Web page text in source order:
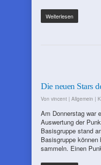
Weiterlesen
Die neuen Stars
Von vincent | Allgemein |
Am Donnerstag war
Auswertung der
Basisgruppe stand
Basisgruppe
sammeln. Einen